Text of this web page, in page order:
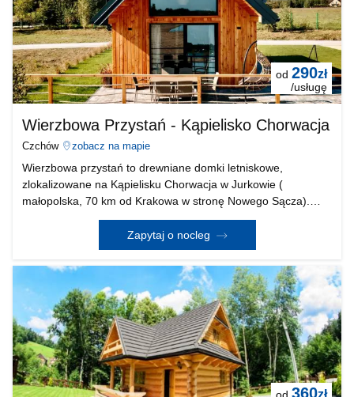
od 290zł
/usługę
Wierzbowa Przystań - Kąpielisko Chorwacja
Czchów zobacz na mapie
Wierzbowa przystań to drewniane domki letniskowe,
zlokalizowane na Kąpielisku Chorwacja w Jurkowie (
małopolska, 70 km od Krakowa w stronę Nowego Sącza).
Sosnowe domki przeznaczone są dla 8 osób Wewnątrz
domku znajduje się otwarty salon, kuchnia, oddzielna
Zapytaj o nocleg
360zł